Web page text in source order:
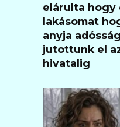
elárulta hogy
lakásomat
anyja
jutottunk el
hivatalig